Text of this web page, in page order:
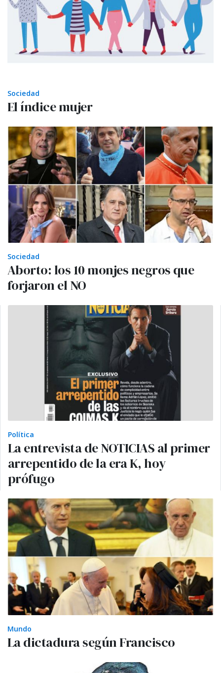
Sociedad
El índice mujer
Sociedad
Aborto: los 10 monjes negros que
forjaron el NO
Política
La entrevista de NOTICIAS al primer
arrepentido de la era K, hoy
prófugo
Mundo
La dictadura según Francisco